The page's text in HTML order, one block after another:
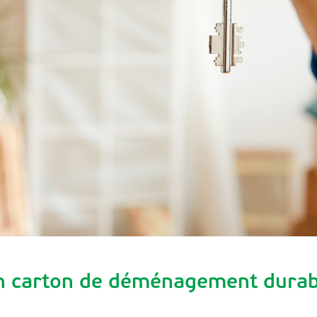
carton de déménagement